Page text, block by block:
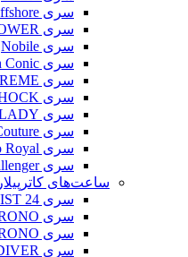
سری Offshore
سری POWER
سری Nobile
سری High Conic
سری EXTREME
سری HYPER SHOCK
سری EXTREME LADY
سری Couture
سری Chrono Royal
سری Challenger
ساعت‌های کاترپیلار
سری BIG TWIST 24
سری BIG TWIST CHRONO
سری BOSTON CHRONO
سری DIVER